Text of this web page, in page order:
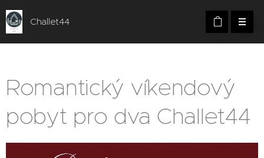
Challet44
Romantický víkendový
pobyt pro dva Challet44